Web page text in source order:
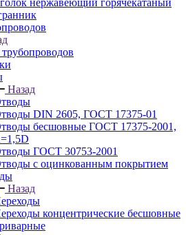
нержавеющий горячекатаный
Назад
DIN 2605, ГОСТ 17375-01
бесшовные ГОСТ 17375-2001,
ГОСТ 30753-2001
с оцинкованным покрытием
Назад
концентрические бесшовные